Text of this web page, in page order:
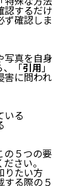
認するだけ
ず確認しま
写真を自身
、「引用」
害に問われ
いる
の５つの要
さい。
りたい方
する際の５